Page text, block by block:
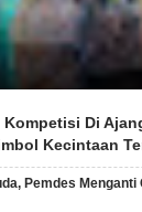
Di
Kecintaan
Pemdes Menganti